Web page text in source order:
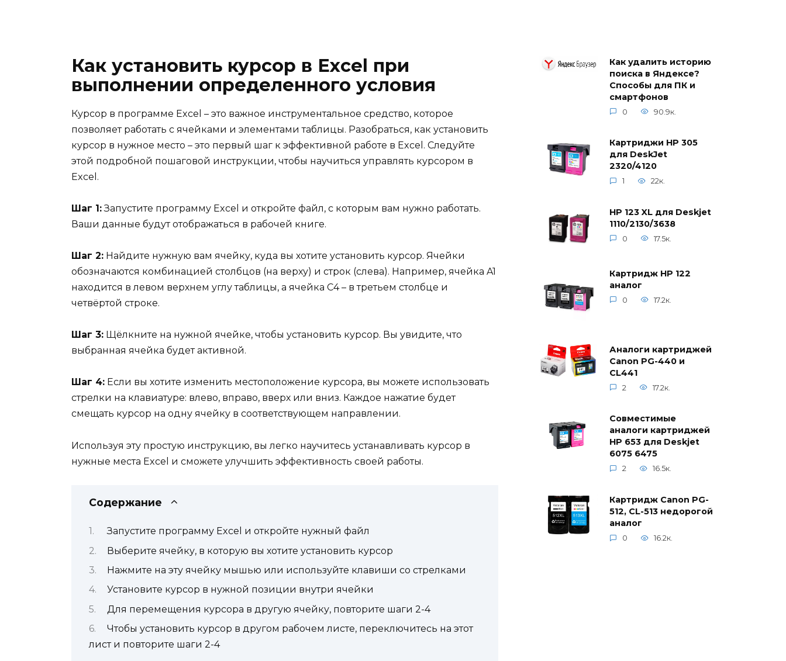
Как установить курсор в Excel при
выполнении определенного условия
Курсор в программе Excel – это важное инструментальное средство, которое
позволяет работать с ячейками и элементами таблицы. Разобраться, как установить
курсор в нужное место – это первый шаг к эффективной работе в Excel. Следуйте
этой подробной пошаговой инструкции, чтобы научиться управлять курсором в
Excel.
Шаг 1:Запустите программу Excel и откройте файл, с которым вам нужно работать.
Ваши данные будут отображаться в рабочей книге.
Шаг 2: Найдите нужную вам ячейку, куда вы хотите установить курсор. Ячейки
обозначаются комбинацией столбцов (на верху) и строк (слева). Например, ячейка A1
находится в левом верхнем углу таблицы, а ячейка C4 – в третьем столбце и
четвёртой строке.
Шаг 3: Щёлкните на нужной ячейке, чтобы установить курсор. Вы увидите, что
выбранная ячейка будет активной.
Шаг 4: Если вы хотите изменить местоположение курсора, вы можете использовать
стрелки на клавиатуре: влево, вправо, вверх или вниз. Каждое нажатие будет
смещать курсор на одну ячейку в соответствующем направлении.
Используя эту простую инструкцию, вы легко научитесь устанавливать курсор в
нужные места Excel и сможете улучшить эффективность своей работы.
Содержание
Запустите программу Excel и откройте нужный файл
Выберите ячейку, в которую вы хотите установить курсор
Нажмите на эту ячейку мышью или используйте клавиши со стрелками
Установите курсор в нужной позиции внутри ячейки
Для перемещения курсора в другую ячейку, повторите шаги 2-4
Чтобы установить курсор в другом рабочем листе, переключитесь на этот
лист и повторите шаги 2-4
Как удалить историю
поиска в Яндексе?
Способы для ПК и
смартфонов
0 90.9к.
Картриджи HP 305
для DeskJet
2320/4120
1 22к.
HP 123 XL для Deskjet
1110/2130/3638
0 17.5к.
Картридж HP 122
аналог
0 17.2к.
Аналоги картриджей
Canon PG-440 и
CL441
2 17.2к.
Совместимые
аналоги картриджей
HP 653 для Deskjet
6075 6475
2 16.5к.
Картридж Canon PG-
512, CL-513 недорогой
аналог
0 16.2к.